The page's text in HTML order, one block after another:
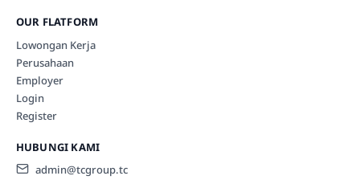
OUR FLATFORM
Lowongan Kerja
Perusahaan
Employer
Login
Register
HUBUNGI KAMI
admin@tcgroup.tc